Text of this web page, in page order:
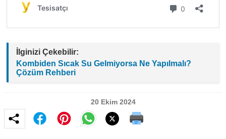
İlginizi Çekebilir:
Kombiden Sıcak Su Gelmiyorsa Ne Yapılmalı?
Çözüm Rehberi
20 Ekim 2024